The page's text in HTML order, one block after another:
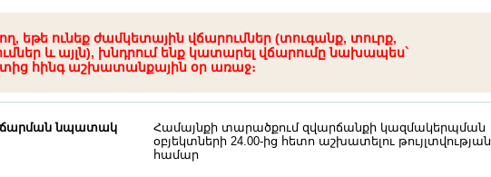
եթե ունեք ժամկետային վճարումներ (տուգանք, տուրք,
և այլն), խնդրում ենք կատարել վճարումը նախապես`
հինգ աշխատանքային օր առաջ։
նպատակ
Համայնքի տարածքում զվարճանքի կազմակերպման
օբյեկտների 24.00-ից հետո աշխատելու թույլտվության
համար